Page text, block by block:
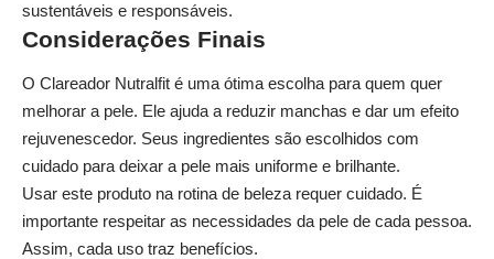
sustentáveis e responsáveis.
Considerações Finais
O Clareador Nutralfit é uma ótima escolha para quem quer
melhorar a pele. Ele ajuda a reduzir manchas e dar um efeito
rejuvenescedor. Seus ingredientes são escolhidos com
cuidado para deixar a pele mais uniforme e brilhante.
Usar este produto na rotina de beleza requer cuidado. É
importante respeitar as necessidades da pele de cada pessoa.
Assim, cada uso traz benefícios.